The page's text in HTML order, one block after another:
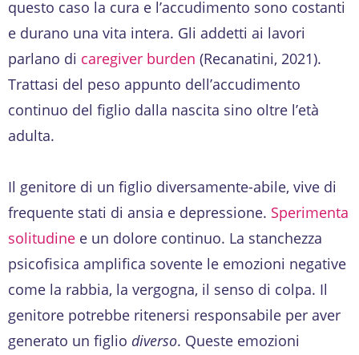
questo caso la cura e l’accudimento sono costanti
e durano una vita intera. Gli addetti ai lavori
parlano di caregiver burden (Recanatini, 2021).
Trattasi del peso appunto dell’accudimento
continuo del figlio dalla nascita sino oltre l’età
adulta.
Il genitore di un figlio diversamente-abile, vive di
frequente stati di ansia e depressione. Sperimenta
solitudine e un dolore continuo. La stanchezza
psicofisica amplifica sovente le emozioni negative
come la rabbia, la vergogna, il senso di colpa. Il
genitore potrebbe ritenersi responsabile per aver
generato un figlio diverso. Queste emozioni